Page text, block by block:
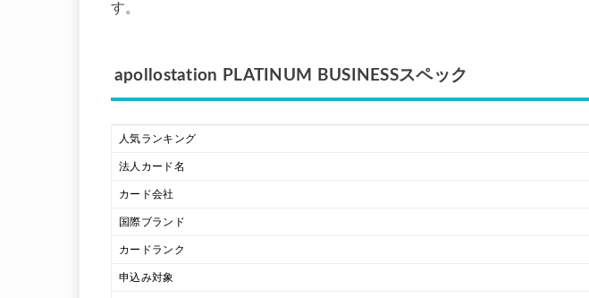
す。
apollostation PLATINUM BUSINESSスペック
人気ランキング
法人カード名
カード会社
国際ブランド
カードランク
申込み対象